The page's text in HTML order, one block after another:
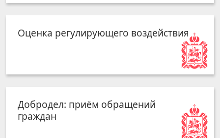
Оценка регулирующего воздействия
Добродел: приём обращений
граждан